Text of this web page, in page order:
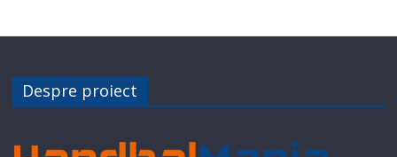
Despre proiect